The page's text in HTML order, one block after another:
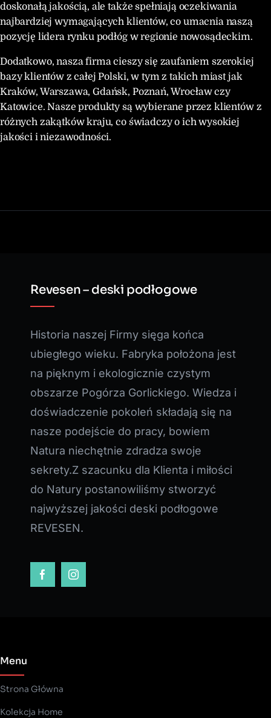
doskonałą jakością, ale także spełniają oczekiwania
najbardziej wymagających klientów, co umacnia naszą
pozycję lidera rynku podłóg w regionie nowosądeckim.
Dodatkowo, nasza firma cieszy się zaufaniem szerokiej
bazy klientów z całej Polski, w tym z takich miast jak
Kraków, Warszawa, Gdańsk, Poznań, Wrocław czy
Katowice. Nasze produkty są wybierane przez klientów z
różnych zakątków kraju, co świadczy o ich wysokiej
jakości i niezawodności.
Revesen – deski podłogowe
Historia naszej Firmy sięga końca
ubiegłego wieku. Fabryka położona jest
na pięknym i ekologicznie czystym
obszarze Pogórza Gorlickiego. Wiedza i
doświadczenie pokoleń składają się na
nasze podejście do pracy, bowiem
Natura niechętnie zdradza swoje
sekrety.Z szacunku dla Klienta i miłości
do Natury postanowiliśmy stworzyć
najwyższej jakości deski podłogowe
REVESEN.
Menu
Strona Główna
Kolekcja Home